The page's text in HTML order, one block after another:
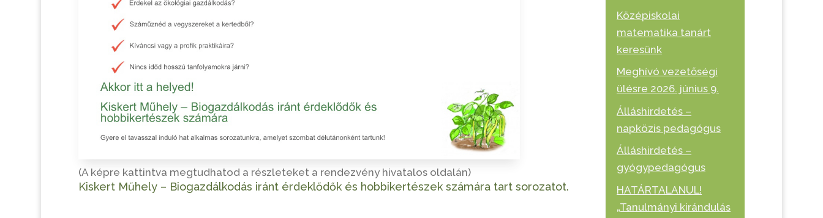
(A képre kattintva megtudhatod a részleteket a rendezvény hivatalos oldalán)
Kiskert Műhely – Biogazdálkodás iránt érdeklődők és hobbikertészek számára tart sorozatot.
Középiskolai
matematika tanárt
keresünk
Meghívó vezetőségi
ülésre 2026. június 9.
Álláshirdetés –
napközis pedagógus
Álláshirdetés –
gyógypedagógus
HATÁRTALANUL!
„Tanulmányi kirándulás